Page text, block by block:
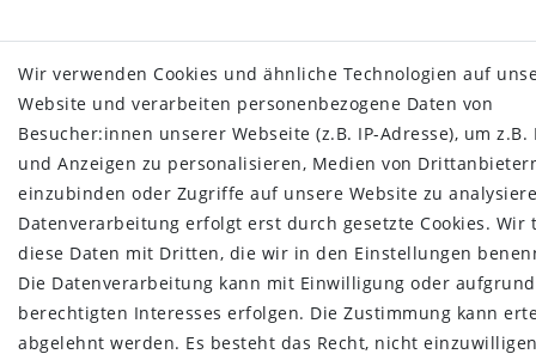
Wir verwenden Cookies und ähnliche Technologien auf
Website und verarbeiten personenbezogene Daten von
Besucher:innen unserer Webseite (z.B. IP-Adresse), um z.B.
und Anzeigen zu personalisieren, Medien von
einzubinden oder Zugriffe auf unsere Website zu
Datenverarbeitung erfolgt erst durch gesetzte Cookies. Wir
diese Daten mit Dritten, die wir in den Einstellungen
Die Datenverarbeitung kann mit Einwilligung oder
berechtigten Interesses erfolgen. Die Zustimmung kann
abgelehnt werden. Es besteht das Recht, nicht